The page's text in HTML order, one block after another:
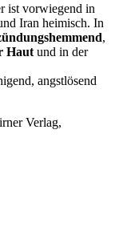
ist vorwiegend in
Iran heimisch. In
,
Haut und in der
angstlösend
Verlag,